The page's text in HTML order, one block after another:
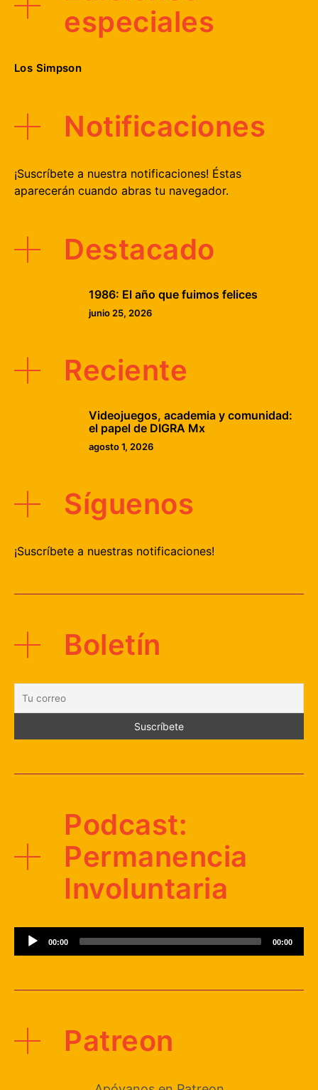
especiales
Los Simpson
Notificaciones
¡Suscríbete a nuestra notificaciones! Éstas
aparecerán cuando abras tu navegador.
Destacado
1986: El año que fuimos felices
junio 25, 2026
Reciente
Videojuegos, academia y comunidad:
el papel de DIGRA Mx
agosto 1, 2026
Síguenos
¡Suscríbete a nuestras notificaciones!
Boletín
Podcast:
Permanencia
Involuntaria
Reproductor
de
00:00 00:00
Patreon